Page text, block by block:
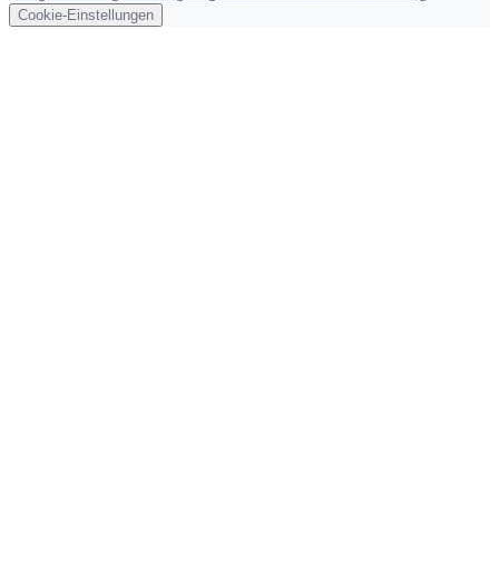
Cookie-Einstellungen